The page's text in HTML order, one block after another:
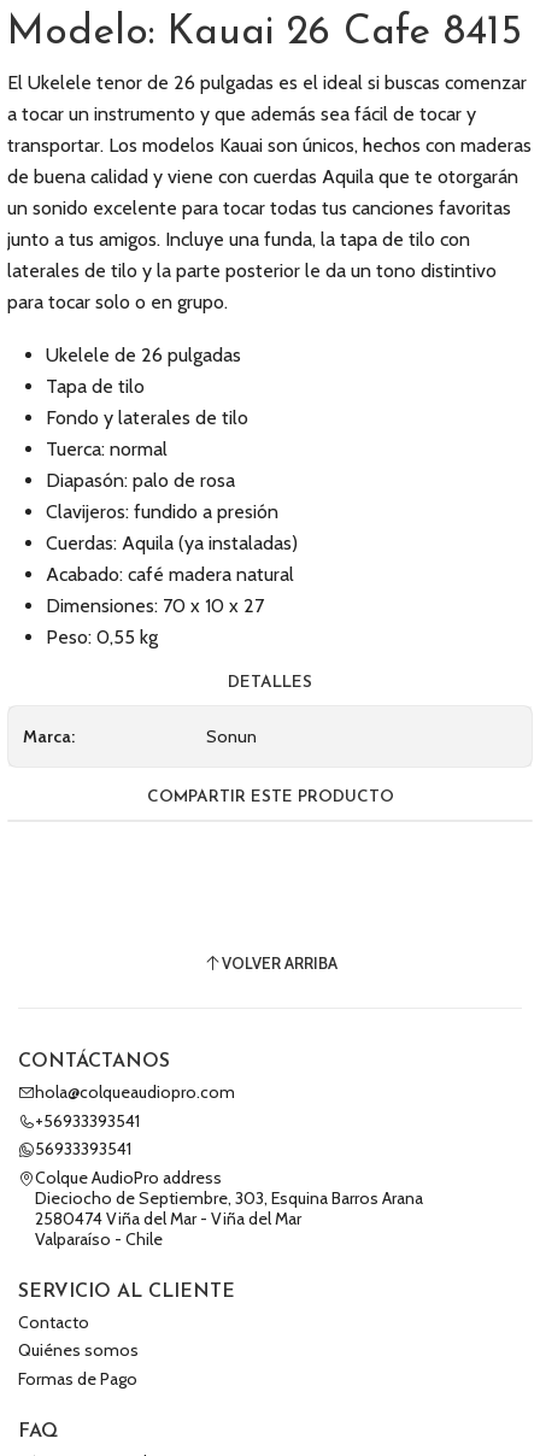
Modelo: Kauai 26 Cafe 8415
El Ukelele tenor de 26 pulgadas es el ideal si buscas comenzar
a tocar un instrumento y que además sea fácil de tocar y
transportar. Los modelos Kauai son únicos, hechos con maderas
de buena calidad y viene con cuerdas Aquila que te otorgarán
un sonido excelente para tocar todas tus canciones favoritas
junto a tus amigos. Incluye una funda, la tapa de tilo con
laterales de tilo y la parte posterior le da un tono distintivo
para tocar solo o en grupo.
Ukelele de 26 pulgadas
Tapa de tilo
Fondo y laterales de tilo
Tuerca: normal
Diapasón: palo de rosa
Clavijeros: fundido a presión
Cuerdas: Aquila (ya instaladas)
Acabado: café madera natural
Dimensiones: 70 x 10 x 27
Peso: 0,55 kg
DETALLES
Marca: Sonun
COMPARTIR ESTE PRODUCTO
VOLVER ARRIBA
CONTÁCTANOS
hola@colqueaudiopro.com
+56933393541
56933393541
Colque AudioPro address
Dieciocho de Septiembre, 303, Esquina Barros Arana
2580474 Viña del Mar - Viña del Mar
Valparaíso - Chile
SERVICIO AL CLIENTE
Contacto
Quiénes somos
Formas de Pago
FAQ